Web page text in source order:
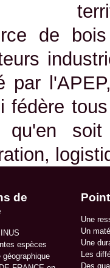
de
par
fédère
soit
de
espèces
géographique
Une
Un
Une
Les
Des